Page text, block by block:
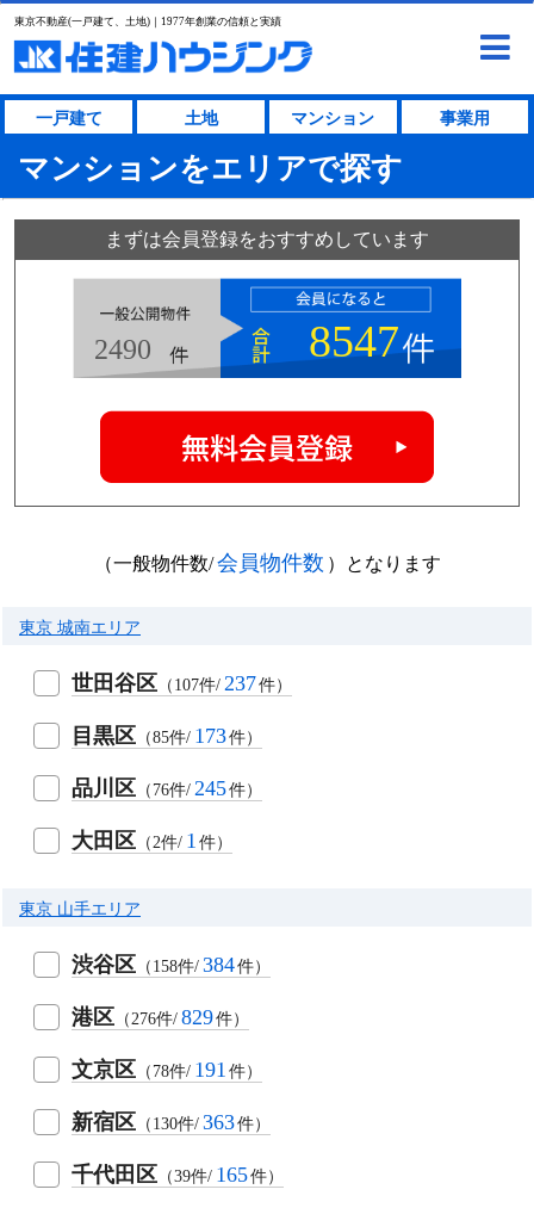
東京不動産(一戸建て、土地)｜1977年創業の信頼と実績
一戸建て 土地 マンション 事業用
マンションをエリアで探す
まずは会員登録をおすすめしています
2490 8547
（一般物件数/ 会員物件数 ）となります
東京 城南エリア
世田谷区 （107件/ 237件）
目黒区 （85件/ 173件）
品川区 （76件/ 245件）
大田区 （2件/ 1 件）
東京 山手エリア
渋谷区 （158件/ 384件）
港区 （276件/ 829件）
文京区 （78件/ 191 件）
新宿区 （130件/ 363件）
千代田区 （39件/ 165件）